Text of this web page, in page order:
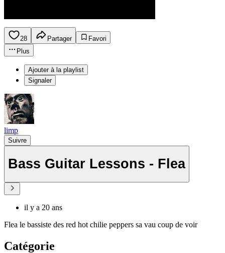
28 Partager
Favori
Plus
Ajouter à la playlist
Signaler
limp
Suivre
Bass Guitar Lessons - Flea
il y a 20 ans
Flea le bassiste des red hot chilie peppers sa vau coup de voir
Catégorie